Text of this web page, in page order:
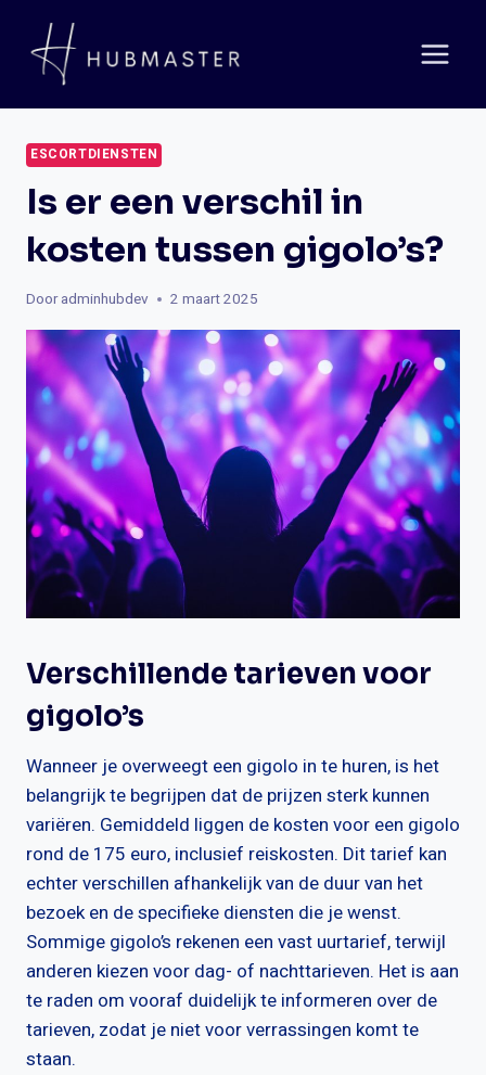
naar
inhoud
ESCORTDIENSTEN
Is er een verschil in
kosten tussen gigolo’s?
Door adminhubdev 2 maart 2025
Verschillende tarieven voor
gigolo’s
Wanneer je overweegt een gigolo in te huren, is het
belangrijk te begrijpen dat de prijzen sterk kunnen
variëren. Gemiddeld liggen de kosten voor een gigolo
rond de 175 euro, inclusief reiskosten. Dit tarief kan
echter verschillen afhankelijk van de duur van het
bezoek en de specifieke diensten die je wenst.
Sommige gigolo’s rekenen een vast uurtarief, terwijl
anderen kiezen voor dag- of nachttarieven. Het is aan
te raden om vooraf duidelijk te informeren over de
tarieven, zodat je niet voor verrassingen komt te
staan.